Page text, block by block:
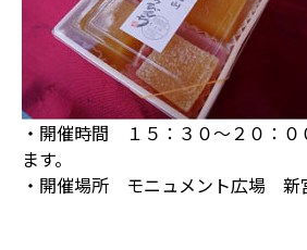
・開催時間 １５：３０～２０：０
ます。
・開催場所 モニュメント広場 新